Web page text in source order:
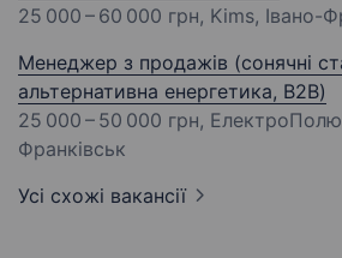
25 000 – 60 000 грн, Kims, Івано-
Менеджер з продажів (сонячні
альтернативна енергетика, B2B)
25 000 – 50 000 грн,
Франківськ
Усі схожі вакансії